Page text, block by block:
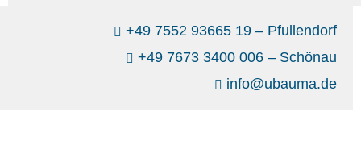
+49 7552 93665 19 – Pfullendorf
+49 7673 3400 006 – Schönau
info@ubauma.de